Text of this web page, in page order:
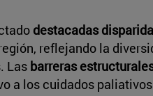
destacadas
reflejando la
Las barreras
a los cuidados